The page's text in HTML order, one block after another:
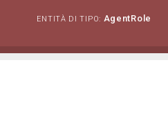
ENTITÀ DI TIPO: AgentRole